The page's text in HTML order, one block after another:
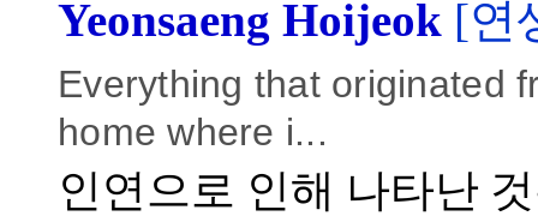
Yeonsaeng Hoijeok [연
Everything that originated
home where i...
인연으로 인해 나타난